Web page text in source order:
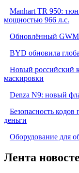
Manhart TR 950:
мощностью 966 л.с.
Обновлённый GWM
BYD обновила
Новый российский
маскировки
Denza N9: новый
Безопасность
деньги
Оборудование для
Лента